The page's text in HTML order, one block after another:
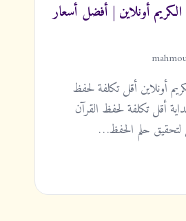
أونلاين | أفضل أسعار
أونلاين أقل تكلفة لحفظ
أقل تكلفة لحفظ القرآن
لتحقيق حلم الحفظ…